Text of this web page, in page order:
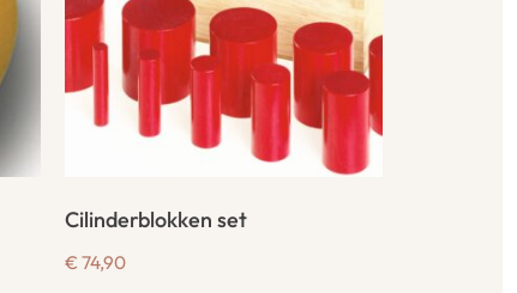
Cilinderblokken set
€ 74,90